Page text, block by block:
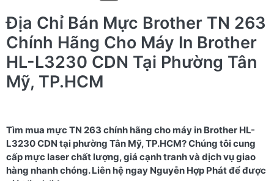
Địa Chỉ Bán Mực Brother TN 263
Chính Hãng Cho Máy In Brother
HL-L3230 CDN Tại Phường Tân
Mỹ, TP.HCM
Tìm mua mực TN 263 chính hãng cho máy in Brother HL-
L3230 CDN tại phường Tân Mỹ, TP.HCM? Chúng tôi cung
cấp mực laser chất lượng, giá cạnh tranh và dịch vụ giao
hàng nhanh chóng. Liên hệ ngay Nguyễn Hợp Phát để được